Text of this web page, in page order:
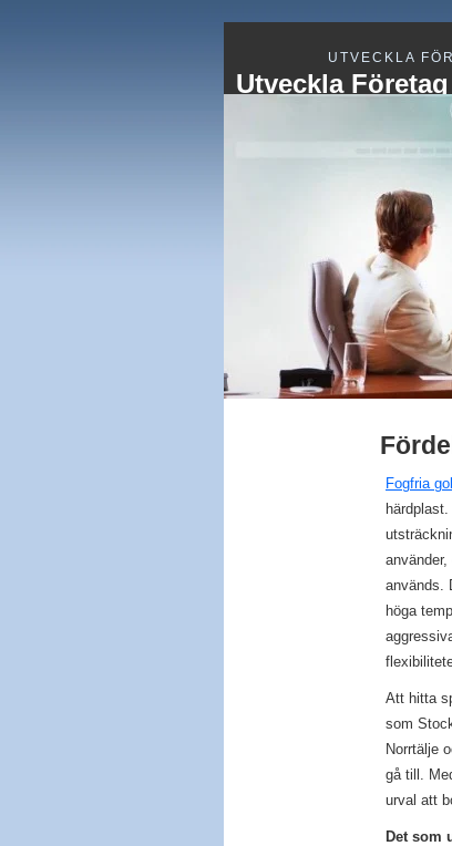
UTVECKLA
Utveckla Företag
Fogfria
används.
höga
Att hitta
som
Norrtälje
gå till.
urval att
Det som